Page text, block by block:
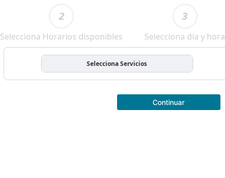
2
Selecciona Horarios disponibles
3
Selecciona dia y hora
Selecciona Servicios
Continuar